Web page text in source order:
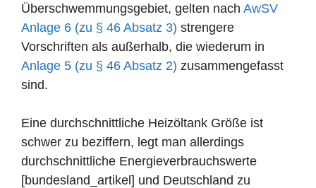
Überschwemmungsgebiet, gelten nach AwSV
Anlage 6 (zu § 46 Absatz 3) strengere
Vorschriften als außerhalb, die wiederum in
Anlage 5 (zu § 46 Absatz 2) zusammengefasst
sind.
Eine durchschnittliche Heizöltank Größe ist
schwer zu beziffern, legt man allerdings
durchschnittliche Energieverbrauchswerte
[bundesland_artikel] und Deutschland zu